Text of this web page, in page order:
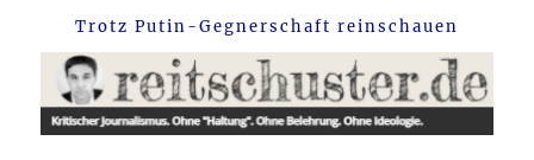
Trotz Putin-Gegnerschaft reinschauen